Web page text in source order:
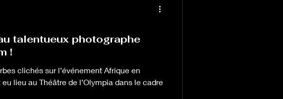
talentueux photographe
!
clichés sur l’événement Afrique en
lieu au Théâtre de l’Olympia dans le cadre